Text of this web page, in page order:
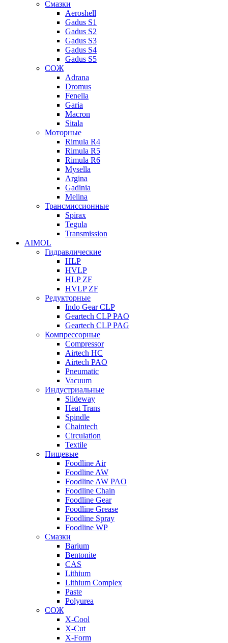
Смазки
Aeroshell
Gadus S1
Gadus S2
Gadus S3
Gadus S4
Gadus S5
СОЖ
Adrana
Dromus
Fenella
Garia
Macron
Sitala
Моторные
Rimula R4
Rimula R5
Rimula R6
Mysella
Argina
Gadinia
Melina
Трансмиссионные
Spirax
Tegula
Transmission
AIMOL
Гидравлические
HLP
HVLP
HLP ZF
HVLP ZF
Редукторные
Indo Gear CLP
Geartech CLP PAO
Geartech CLP PAG
Компрессорные
Compressor
Airtech HC
Airtech PAO
Pneumatic
Vacuum
Индустриальные
Slideway
Heat Trans
Spindle
Chaintech
Circulation
Textile
Пищевые
Foodline Air
Foodline AW
Foodline AW PAO
Foodline Chain
Foodline Gear
Foodline Grease
Foodline Spray
Foodline WP
Смазки
Barium
Bentonite
CAS
Lithium
Lithium Complex
Paste
Polyurea
СОЖ
X-Cool
X-Cut
X-Form